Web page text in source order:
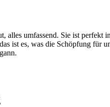
alles umfassend. Sie ist
ist es, was die Schöpfung für